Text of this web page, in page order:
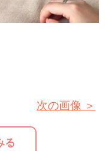
る
次の画像 ＞